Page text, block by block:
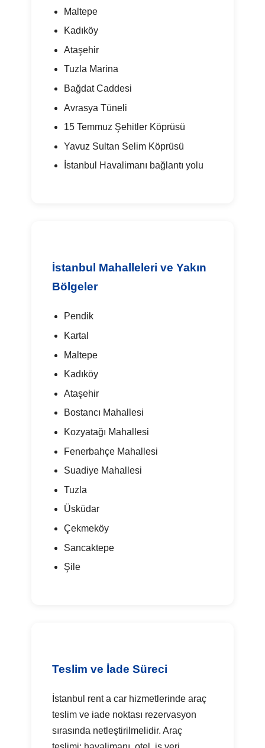
Maltepe
Kadıköy
Ataşehir
Tuzla Marina
Bağdat Caddesi
Avrasya Tüneli
15 Temmuz Şehitler Köprüsü
Yavuz Sultan Selim Köprüsü
İstanbul Havalimanı bağlantı yolu
İstanbul Mahalleleri ve Yakın
Bölgeler
Pendik
Kartal
Maltepe
Kadıköy
Ataşehir
Bostancı Mahallesi
Kozyatağı Mahallesi
Fenerbahçe Mahallesi
Suadiye Mahallesi
Tuzla
Üsküdar
Çekmeköy
Sancaktepe
Şile
Teslim ve İade Süreci
İstanbul rent a car hizmetlerinde araç
teslim ve iade noktası rezervasyon
sırasında netleştirilmelidir. Araç